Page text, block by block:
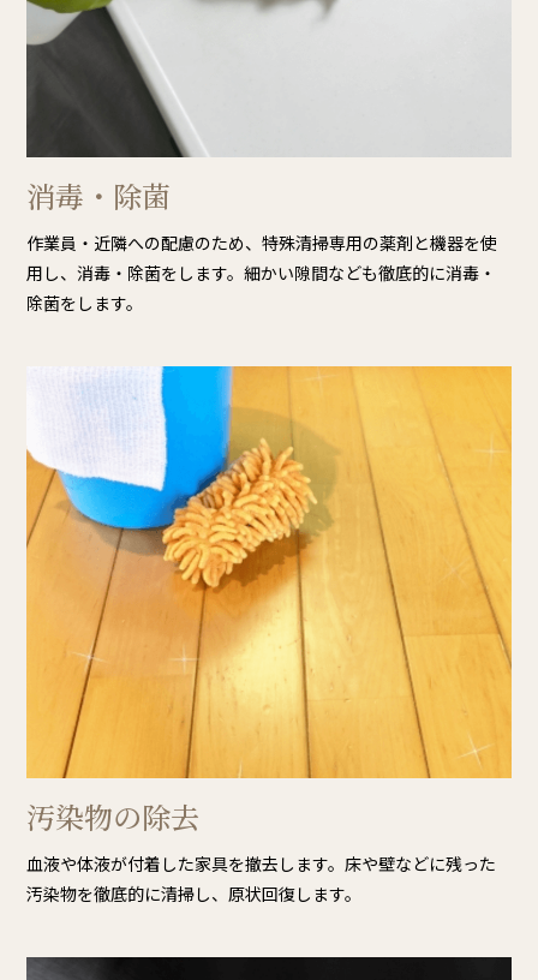
消毒・除菌
作業員・近隣への配慮のため、特殊清掃専用の薬剤と機器を使
用し、消毒・除菌をします。細かい隙間なども徹底的に消毒・
除菌をします。
汚染物の除去
血液や体液が付着した家具を撤去します。床や壁などに残った
汚染物を徹底的に清掃し、原状回復します。